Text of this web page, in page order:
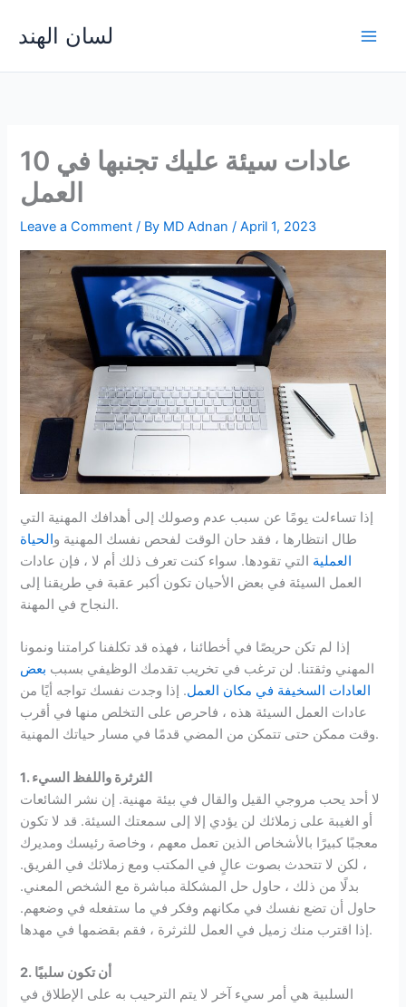
content
لسان الهند
10 عادات سيئة عليك تجنبها في
العمل
Leave a Comment / By MD Adnan/April 1, 2023
إذا تساءلت يومًا عن سبب عدم وصولك إلى أهدافك المهنية التي
طال انتظارها ، فقد حان الوقت لفحص نفسك المهنية والحياة
العملية التي تقودها. سواء كنت تعرف ذلك أم لا ، فإن عادات
العمل السيئة في بعض الأحيان تكون أكبر عقبة في طريقنا إلى
النجاح في المهنة.
إذا لم تكن حريصًا في أخطائنا ، فهذه قد تكلفنا كرامتنا ونمونا
المهني وثقتنا. لن ترغب في تخريب تقدمك الوظيفي بسبب بعض
العادات السخيفة في مكان العمل. إذا وجدت نفسك تواجه أيًا من
عادات العمل السيئة هذه ، فاحرص على التخلص منها في أقرب
وقت ممكن حتى تتمكن من المضي قدمًا في مسار حياتك المهنية.
1. الثرثرة واللفظ السيء
لا أحد يحب مروجي القيل والقال في بيئة مهنية. إن نشر الشائعات
أو الغيبة على زملائك لن يؤدي إلا إلى سمعتك السيئة. قد لا تكون
معجبًا كبيرًا بالأشخاص الذين تعمل معهم ، وخاصة رئيسك ومديرك
، لكن لا تتحدث بصوت عالٍ في المكتب ومع زملائك في الفريق.
بدلًا من ذلك ، حاول حل المشكلة مباشرة مع الشخص المعني.
حاول أن تضع نفسك في مكانهم وفكر في ما ستفعله في وضعهم.
إذا اقترب منك زميل في العمل للثرثرة ، فقم بقضمها في مهدها.
2. أن تكون سلبيًا
السلبية هي أمر سيء آخر لا يتم الترحيب به على الإطلاق في